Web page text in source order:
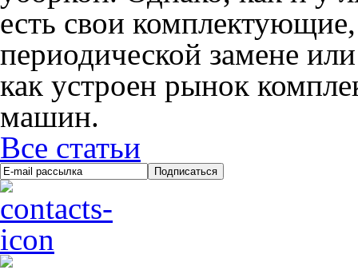
есть свои
периодической замене
как устроен рынок
машин.
Все статьи